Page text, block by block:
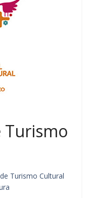
Turismo
Turismo Cultural